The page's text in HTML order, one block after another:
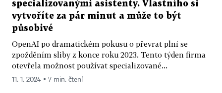
specializovanými asistenty. Vlastního si
vytvoříte za pár minut a může to být
působivé
OpenAI po dramatickém pokusu o převrat plní se
zpožděním sliby z konce roku 2023. Tento týden firma
otevřela možnost používat specializované...
11. 1. 2024 ▪ 7 min. čtení